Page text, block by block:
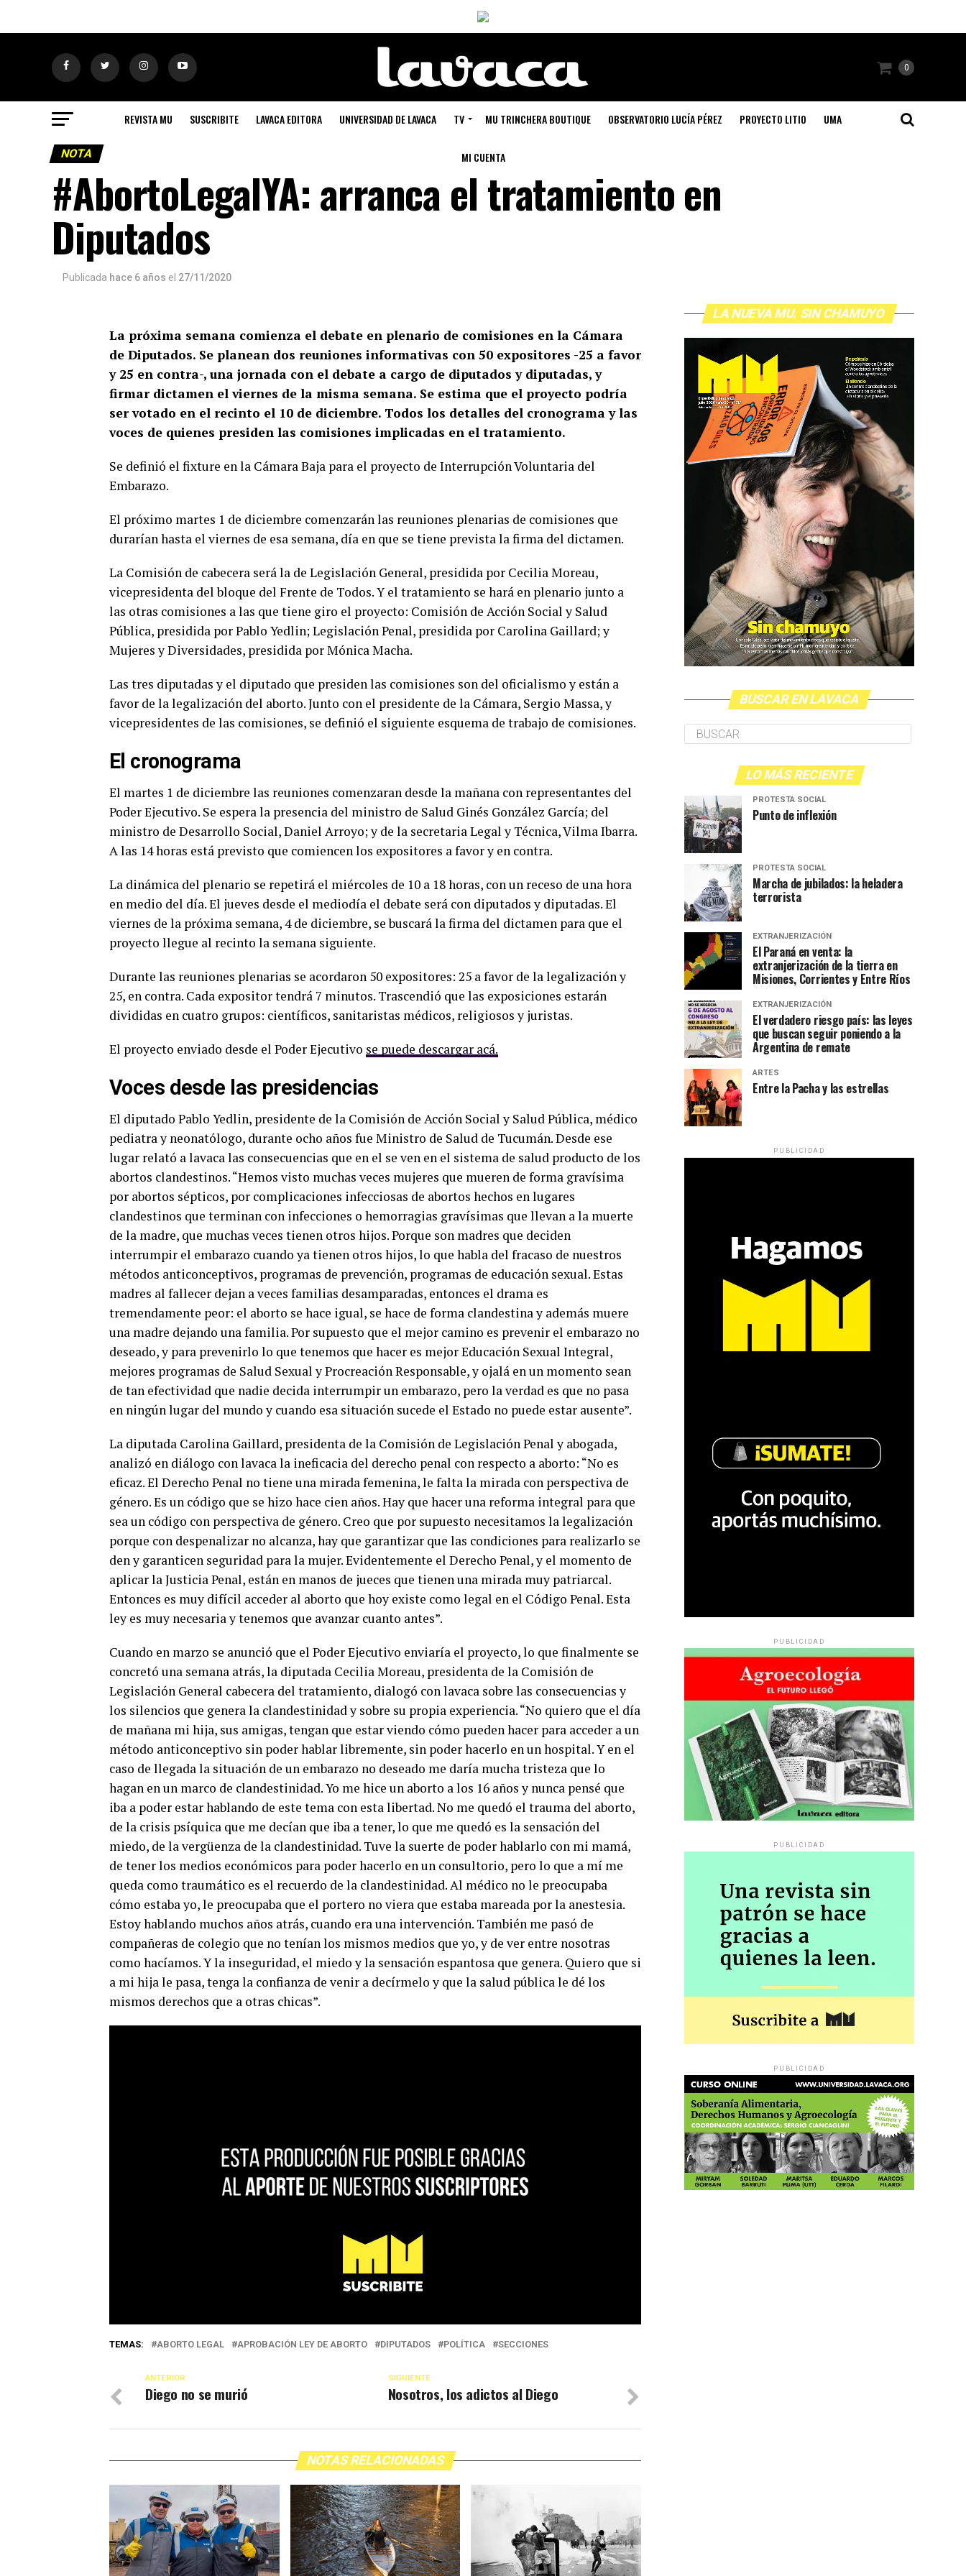
0
REVISTA MU SUSCRIBITE LAVACA EDITORA UNIVERSIDAD DE LAVACA TV MU TRINCHERA BOUTIQUE OBSERVATORIO LUCÍA PÉREZ PROYECTO LITIO UMA
MI CUENTA
NOTA
#AbortoLegalYA: arranca el tratamiento en
Diputados
Publicada hace 6 años el 27/11/2020
La próxima semana comienza el debate en plenario de comisiones en la Cámara
de Diputados. Se planean dos reuniones informativas con 50 expositores -25 a favor
y 25 en contra-, una jornada con el debate a cargo de diputados y diputadas, y
firmar dictamen el viernes de la misma semana. Se estima que el proyecto podría
ser votado en el recinto el 10 de diciembre. Todos los detalles del cronograma y las
voces de quienes presiden las comisiones implicadas en el tratamiento.
Se definió el fixture en la Cámara Baja para el proyecto de Interrupción Voluntaria del
Embarazo.
El próximo martes 1 de diciembre comenzarán las reuniones plenarias de comisiones que
durarían hasta el viernes de esa semana, día en que se tiene prevista la firma del dictamen.
La Comisión de cabecera será la de Legislación General, presidida por Cecilia Moreau,
vicepresidenta del bloque del Frente de Todos. Y el tratamiento se hará en plenario junto a
las otras comisiones a las que tiene giro el proyecto: Comisión de Acción Social y Salud
Pública, presidida por Pablo Yedlin; Legislación Penal, presidida por Carolina Gaillard; y
Mujeres y Diversidades, presidida por Mónica Macha.
Las tres diputadas y el diputado que presiden las comisiones son del oficialismo y están a
favor de la legalización del aborto. Junto con el presidente de la Cámara, Sergio Massa, y
vicepresidentes de las comisiones, se definió el siguiente esquema de trabajo de comisiones.
El cronograma
El martes 1 de diciembre las reuniones comenzaran desde la mañana con representantes del
Poder Ejecutivo. Se espera la presencia del ministro de Salud Ginés González García; del
ministro de Desarrollo Social, Daniel Arroyo; y de la secretaria Legal y Técnica, Vilma Ibarra.
A las 14 horas está previsto que comiencen los expositores a favor y en contra.
La dinámica del plenario se repetirá el miércoles de 10 a 18 horas, con un receso de una hora
en medio del día. El jueves desde el mediodía el debate será con diputados y diputadas. El
viernes de la próxima semana, 4 de diciembre, se buscará la firma del dictamen para que el
proyecto llegue al recinto la semana siguiente.
Durante las reuniones plenarias se acordaron 50 expositores: 25 a favor de la legalización y
25, en contra. Cada expositor tendrá 7 minutos. Trascendió que las exposiciones estarán
divididas en cuatro grupos: científicos, sanitaristas médicos, religiosos y juristas.
El proyecto enviado desde el Poder Ejecutivo se puede descargar acá.
Voces desde las presidencias
El diputado Pablo Yedlin, presidente de la Comisión de Acción Social y Salud Pública, médico
pediatra y neonatólogo, durante ocho años fue Ministro de Salud de Tucumán. Desde ese
lugar relató a lavaca las consecuencias que en el se ven en el sistema de salud producto de los
abortos clandestinos. “Hemos visto muchas veces mujeres que mueren de forma gravísima
por abortos sépticos, por complicaciones infecciosas de abortos hechos en lugares
clandestinos que terminan con infecciones o hemorragias gravísimas que llevan a la muerte
de la madre, que muchas veces tienen otros hijos. Porque son madres que deciden
interrumpir el embarazo cuando ya tienen otros hijos, lo que habla del fracaso de nuestros
métodos anticonceptivos, programas de prevención, programas de educación sexual. Estas
madres al fallecer dejan a veces familias desamparadas, entonces el drama es
tremendamente peor: el aborto se hace igual, se hace de forma clandestina y además muere
una madre dejando una familia. Por supuesto que el mejor camino es prevenir el embarazo no
deseado, y para prevenirlo lo que tenemos que hacer es mejor Educación Sexual Integral,
mejores programas de Salud Sexual y Procreación Responsable, y ojalá en un momento sean
de tan efectividad que nadie decida interrumpir un embarazo, pero la verdad es que no pasa
en ningún lugar del mundo y cuando esa situación sucede el Estado no puede estar ausente”.
La diputada Carolina Gaillard, presidenta de la Comisión de Legislación Penal y abogada,
analizó en diálogo con lavaca la ineficacia del derecho penal con respecto a aborto: “No es
eficaz. El Derecho Penal no tiene una mirada femenina, le falta la mirada con perspectiva de
género. Es un código que se hizo hace cien años. Hay que hacer una reforma integral para que
sea un código con perspectiva de género. Creo que por supuesto necesitamos la legalización
porque con despenalizar no alcanza, hay que garantizar que las condiciones para realizarlo se
den y garanticen seguridad para la mujer. Evidentemente el Derecho Penal, y el momento de
aplicar la Justicia Penal, están en manos de jueces que tienen una mirada muy patriarcal.
Entonces es muy difícil acceder al aborto que hoy existe como legal en el Código Penal. Esta
ley es muy necesaria y tenemos que avanzar cuanto antes”.
Cuando en marzo se anunció que el Poder Ejecutivo enviaría el proyecto, lo que finalmente se
concretó una semana atrás, la diputada Cecilia Moreau, presidenta de la Comisión de
Legislación General cabecera del tratamiento, dialogó con lavaca sobre las consecuencias y
los silencios que genera la clandestinidad y sobre su propia experiencia. “No quiero que el día
de mañana mi hija, sus amigas, tengan que estar viendo cómo pueden hacer para acceder a un
método anticonceptivo sin poder hablar libremente, sin poder hacerlo en un hospital. Y en el
caso de llegada la situación de un embarazo no deseado me daría mucha tristeza que lo
hagan en un marco de clandestinidad. Yo me hice un aborto a los 16 años y nunca pensé que
iba a poder estar hablando de este tema con esta libertad. No me quedó el trauma del aborto,
de la crisis psíquica que me decían que iba a tener, lo que me quedó es la sensación del
miedo, de la vergüenza de la clandestinidad. Tuve la suerte de poder hablarlo con mi mamá,
de tener los medios económicos para poder hacerlo en un consultorio, pero lo que a mí me
queda como traumático es el recuerdo de la clandestinidad. Al médico no le preocupaba
cómo estaba yo, le preocupaba que el portero no viera que estaba mareada por la anestesia.
Estoy hablando muchos años atrás, cuando era una intervención. También me pasó de
compañeras de colegio que no tenían los mismos medios que yo, y de ver entre nosotras
como hacíamos. Y la inseguridad, el miedo y la sensación espantosa que genera. Quiero que si
a mi hija le pasa, tenga la confianza de venir a decírmelo y que la salud pública le dé los
mismos derechos que a otras chicas”.
TEMAS: ABORTO LEGAL APROBACIÓN LEY DE ABORTO DIPUTADOS POLÍTICA SECCIONES
SIGUIENTE
Nosotros, los adictos al Diego
ANTERIOR
Diego no se murió
NOTAS RELACIONADAS
LA NUEVA MU. SIN CHAMUYO
BUSCAR EN LAVACA
LO MÁS RECIENTE
PROTESTA SOCIAL
Punto de inflexión
PROTESTA SOCIAL
Marcha de jubilados: la heladera
terrorista
EXTRANJERIZACIÓN
El Paraná en venta: la
extranjerización de la tierra en
Misiones, Corrientes y Entre Ríos
EXTRANJERIZACIÓN
El verdadero riesgo país: las leyes
que buscan seguir poniendo a la
Argentina de remate
ARTES
Entre la Pacha y las estrellas
PUBLICIDAD
PUBLICIDAD
PUBLICIDAD
PUBLICIDAD